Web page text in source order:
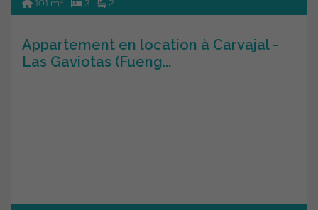
101 m 3 2
Appartement en location à Carvajal -
Las Gaviotas (Fueng...